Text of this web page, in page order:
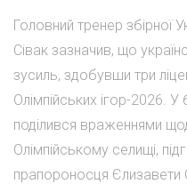
Головний тренер збірної
Сівак зазначив, що
зусиль, здобувши три
Олімпійських ігор-2026. У
поділився враженнями
Олімпійському селищі,
прапороносця Єлизавети